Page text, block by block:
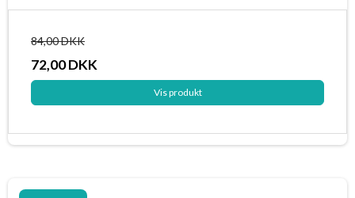
84,00 DKK
72,00 DKK
Vis produkt